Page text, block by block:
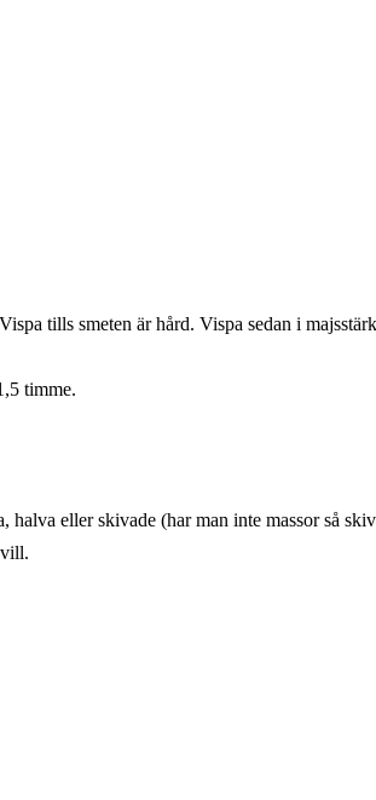
tills smeten är hård. Vispa sedan i
timme.
eller skivade (har man inte massor så